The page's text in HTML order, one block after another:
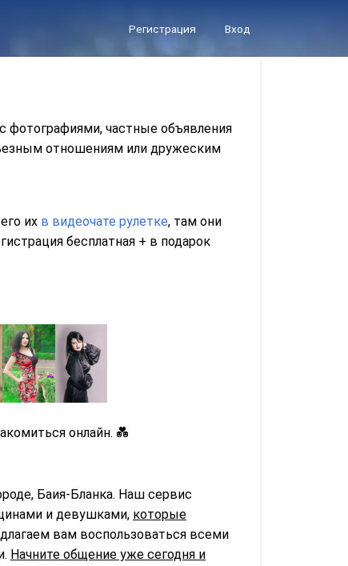
Регистрация Вход
фотографиями, частные объявления
отношениям или дружеским
их в видеочате рулетке, там они
бесплатная + в подарок
онлайн. 💑
Баия-Бланка. Наш сервис
и девушками, которые
вам воспользоваться всеми
Начните общение уже сегодня и